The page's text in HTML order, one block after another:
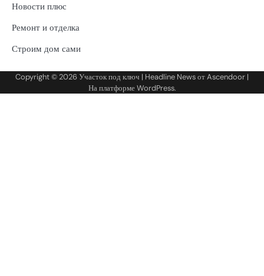
Новости плюс
Ремонт и отделка
Строим дом сами
Copyright © 2026Участок под ключ | Headline News отAscendoor |
На платформеWordPress.